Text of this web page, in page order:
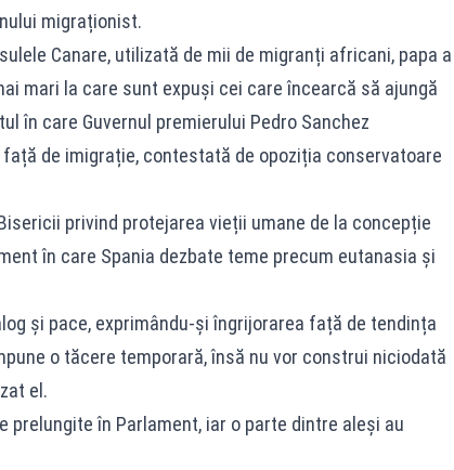
migraționist.
Canare, utilizată de mii de migranți africani, papa a
mari la care sunt expuși cei care încearcă să ajungă
în care Guvernul premierului Pedro Sanchez
de imigrație, contestată de opoziția conservatoare
privind protejarea vieții umane de la concepție
în care Spania dezbate teme precum eutanasia și
și pace, exprimându-și îngrijorarea față de tendința
o tăcere temporară, însă nu vor construi niciodată
el.
în Parlament, iar o parte dintre aleși au